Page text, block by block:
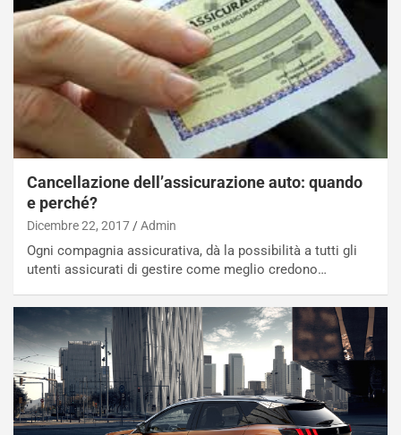
Cancellazione dell’assicurazione auto: quando
e perché?
Dicembre 22, 2017 Admin
Ogni compagnia assicurativa, dà la possibilità a tutti gli
utenti assicurati di gestire come meglio credono…
i
o
p
i
ù
L
u
n
g
o
m
a
C
o
m
p
i
u
t
o
d
a
n
z
a
d
e
G
P
d
e
B
a
h
a
i
n
:
l
a
F
I